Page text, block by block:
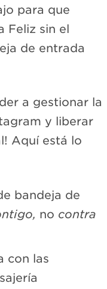
para que
Feliz sin el
de entrada
a gestionar la
y liberar
Aquí está lo
bandeja de
no contra
con las